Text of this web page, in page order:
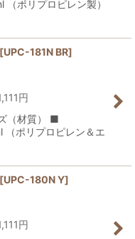
ポリプロピレン製）
[UPC-181N BR]
円
（材質） ■
ポリプロピレン＆エ
[UPC-180N Y]
円